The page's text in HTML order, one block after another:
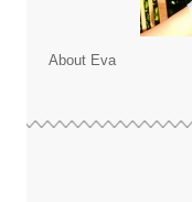
About Eva